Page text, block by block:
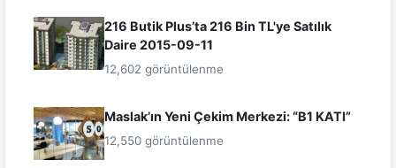
216 Butik Plus’ta 216 Bin TL'ye Satılık
Daire 2015-09-11
12,602 görüntülenme
Maslak’ın Yeni Çekim Merkezi: “B1 KATI”
12,550 görüntülenme